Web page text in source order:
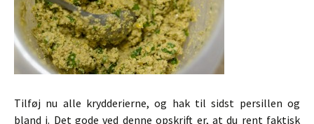
Tilføj nu alle krydderierne, og hak til sidst persillen og
bland i. Det gode ved denne opskrift er, at du rent faktisk